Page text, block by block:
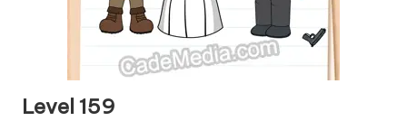
Level 159